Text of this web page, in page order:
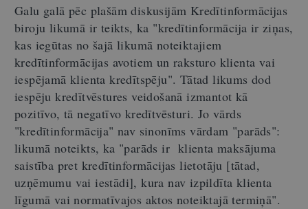
Galu galā pēc plašām diskusijām Kredītinformācijas
biroju likumā ir teikts, ka "kredītinformācija ir ziņas,
kas iegūtas no šajā likumā noteiktajiem
kredītinformācijas avotiem un raksturo klienta vai
iespējamā klienta kredītspēju". Tātad likums dod
iespēju kredītvēstures veidošanā izmantot kā
pozitīvo, tā negatīvo kredītvēsturi. Jo vārds
"kredītinformācija" nav sinonīms vārdam "parāds":
likumā noteikts, ka "parāds ir klienta maksājuma
saistība pret kredītinformācijas lietotāju [tātad,
uzņēmumu vai iestādi], kura nav izpildīta klienta
līgumā vai normatīvajos aktos noteiktajā termiņā".